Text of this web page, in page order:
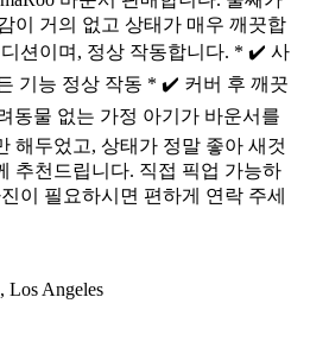
이 거의 없고 상태가 매우 깨끗합
션이며, 정상 작동합니다. * ✔️ 사
기능 정상 작동 * ✔️ 커버 후 깨끗
동물 없는 가정 아기가 바운서를
해두었고, 상태가 정말 좋아 새것
추천드립니다. 직접 픽업 가능하
이 필요하시면 편하게 연락 주세
Los Angeles